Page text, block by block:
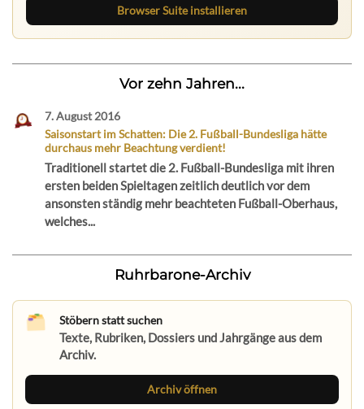
Browser Suite installieren
Vor zehn Jahren...
7. August 2016
Saisonstart im Schatten: Die 2. Fußball-Bundesliga hätte
durchaus mehr Beachtung verdient!
Traditionell startet die 2. Fußball-Bundesliga mit ihren
ersten beiden Spieltagen zeitlich deutlich vor dem
ansonsten ständig mehr beachteten Fußball-Oberhaus,
welches...
Ruhrbarone-Archiv
Stöbern statt suchen
Texte, Rubriken, Dossiers und Jahrgänge aus dem
Archiv.
Archiv öffnen